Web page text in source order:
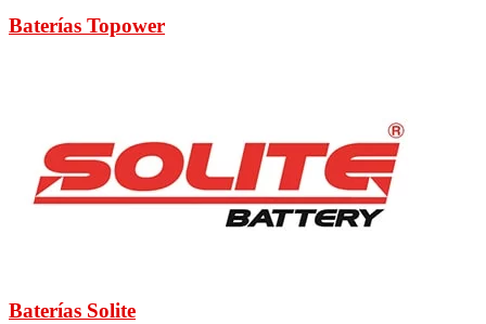
Baterías Topower
Baterías Solite